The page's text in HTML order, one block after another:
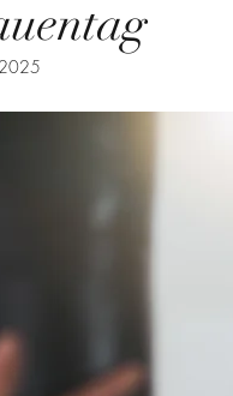
Sachbuch